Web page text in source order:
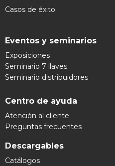
Casos de éxito
Eventos y seminarios
Exposiciones
Seminario 7 llaves
Seminario distribuidores
Centro de ayuda
Atención al cliente
Preguntas frecuentes
Descargables
Catálogos